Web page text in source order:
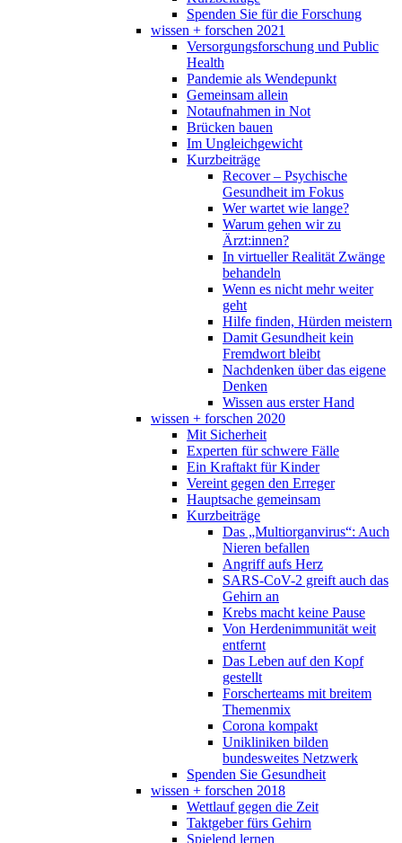
Spenden Sie für die Forschung
wissen + forschen 2021
Versorgungsforschung und Public
Health
Pandemie als Wendepunkt
Gemeinsam allein
Notaufnahmen in Not
Brücken bauen
Im Ungleichgewicht
Kurzbeiträge
Recover – Psychische
Gesundheit im Fokus
Wer wartet wie lange?
Warum gehen wir zu
Ärzt:innen?
In virtueller Realität Zwänge
behandeln
Wenn es nicht mehr weiter
geht
Hilfe finden, Hürden meistern
Damit Gesundheit kein
Fremdwort bleibt
Nachdenken über das eigene
Denken
Wissen aus erster Hand
wissen + forschen 2020
Mit Sicherheit
Experten für schwere Fälle
Ein Kraftakt für Kinder
Vereint gegen den Erreger
Hauptsache gemeinsam
Kurzbeiträge
Das „Multiorganvirus“: Auch
Nieren befallen
Angriff aufs Herz
SARS-CoV-2 greift auch das
Gehirn an
Krebs macht keine Pause
Von Herdenimmunität weit
entfernt
Das Leben auf den Kopf
gestellt
Forscherteams mit breitem
Themenmix
Corona kompakt
Unikliniken bilden
bundesweites Netzwerk
Spenden Sie Gesundheit
wissen + forschen 2018
Wettlauf gegen die Zeit
Taktgeber fürs Gehirn
Spielend lernen